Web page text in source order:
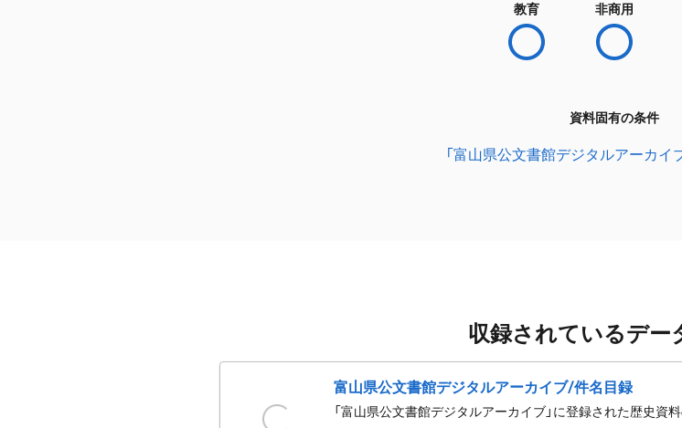
教育 非商用
資料固有の条件
「富山県公文書館デジタルアーカイ
収録されているデー
富山県公文書館デジタルアーカイブ/件名目録
「富山県公文書館デジタルアーカイブ」に登録された歴史資